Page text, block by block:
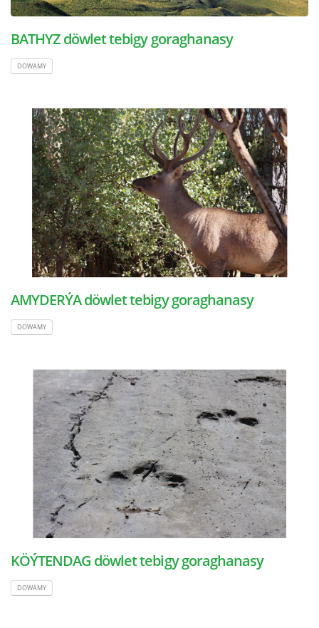
BATHYZ döwlet tebigy goraghanasy
DOWAMY
AMYDERÝA döwlet tebigy goraghanasy
DOWAMY
KÖÝTENDAG döwlet tebigy goraghanasy
DOWAMY